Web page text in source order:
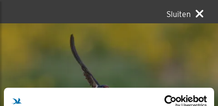
Sluiten